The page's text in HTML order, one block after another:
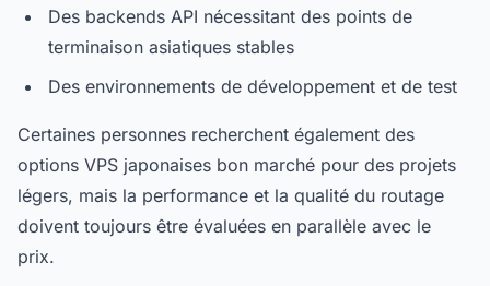
Des backends API nécessitant des points de
terminaison asiatiques stables
Des environnements de développement et de test
Certaines personnes recherchent également des
options VPS japonaises bon marché pour des projets
légers, mais la performance et la qualité du routage
doivent toujours être évaluées en parallèle avec le
prix.